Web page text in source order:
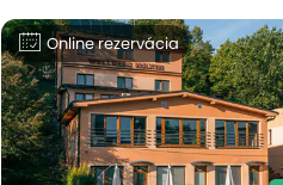
Online rezervácia